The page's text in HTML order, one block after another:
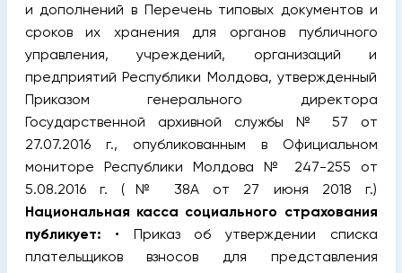
и дополнений в Перечень типовых документов и
сроков их хранения для органов публичного
управления, учреждений, организаций и
предприятий Республики Молдова, утвержденный
Приказом генерального директора
Государственной архивной службы № 57 от
27.07.2016 г., опубликованным в Официальном
мониторе Республики Молдова № 247-255 от
5.08.2016 г. (№ 38А от 27 июня 2018 г.)
Национальная касса социального страхования
публикует: • Приказ об утверждении списка
плательщиков взносов для представления